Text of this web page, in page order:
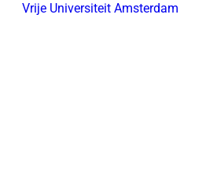
Vrije Universiteit Amsterdam